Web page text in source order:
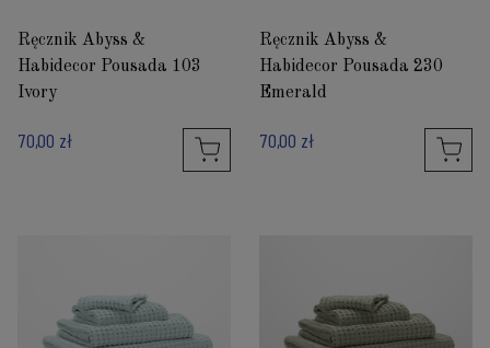
Ręcznik Abyss &
Habidecor Pousada 103
Ivory
70,00 zł
Ręcznik Abyss &
Habidecor Pousada 230
Emerald
70,00 zł